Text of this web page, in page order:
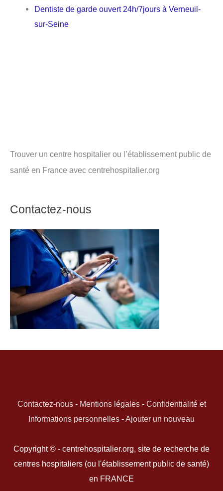
Dentiste de garde ouvert 24h/7jours à Verneuil-
sur-Seine
Trouver un centre hospitalier ou l’établissement public de
santé en France avec centrehospitalier.org
Contactez-nous
Contactez-nous- Mentions légales- Confidentialité et
Informations personnelles - Ajouter un nouveau
Copyright © - centrehospitalier.org, site de recherche de
centres hospitaliers (ou l'établissement public de santé)
en FRANCE